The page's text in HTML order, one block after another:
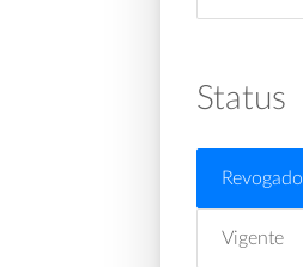
Status
Revogado
Vigente